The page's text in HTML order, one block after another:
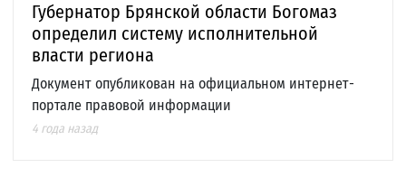
Губернатор Брянской области Богомаз
определил систему исполнительной
власти региона
Документ опубликован на официальном интернет-
портале правовой информации
4 года назад